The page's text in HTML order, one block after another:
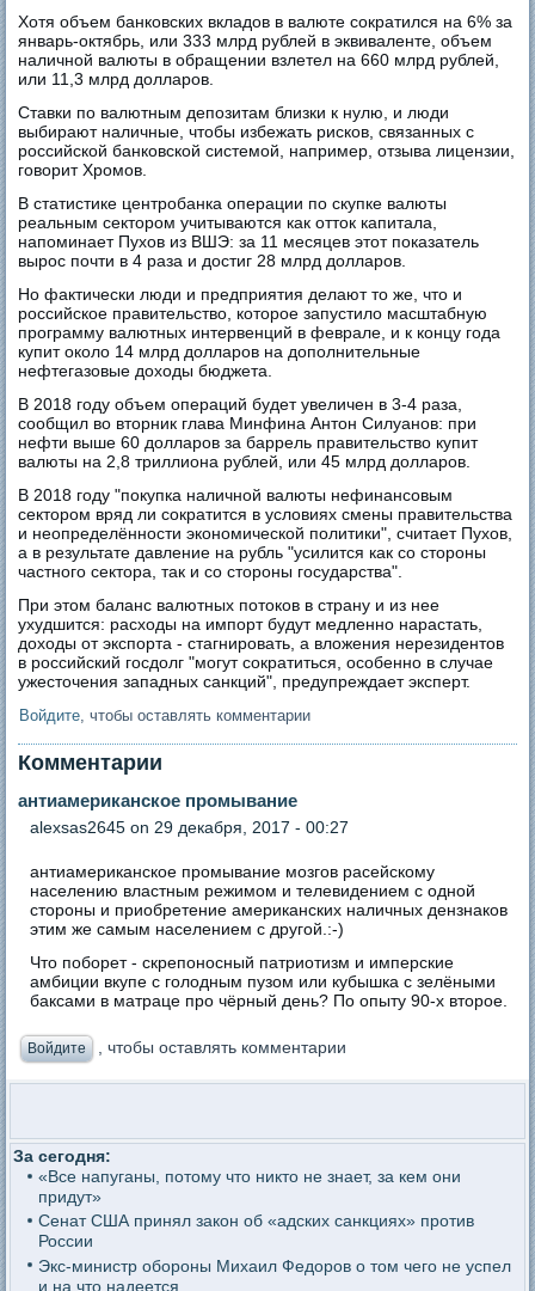
Хотя объем банковских вкладов в валюте сократился на 6% за
январь-октябрь, или 333 млрд рублей в эквиваленте, объем
наличной валюты в обращении взлетел на 660 млрд рублей,
или 11,3 млрд долларов.
Ставки по валютным депозитам близки к нулю, и люди
выбирают наличные, чтобы избежать рисков, связанных с
российской банковской системой, например, отзыва лицензии,
говорит Хромов.
В статистике центробанка операции по скупке валюты
реальным сектором учитываются как отток капитала,
напоминает Пухов из ВШЭ: за 11 месяцев этот показатель
вырос почти в 4 раза и достиг 28 млрд долларов.
Но фактически люди и предприятия делают то же, что и
российское правительство, которое запустило масштабную
программу валютных интервенций в феврале, и к концу года
купит около 14 млрд долларов на дополнительные
нефтегазовые доходы бюджета.
В 2018 году объем операций будет увеличен в 3-4 раза,
сообщил во вторник глава Минфина Антон Силуанов: при
нефти выше 60 долларов за баррель правительство купит
валюты на 2,8 триллиона рублей, или 45 млрд долларов.
В 2018 году "покупка наличной валюты нефинансовым
сектором вряд ли сократится в условиях смены правительства
и неопределённости экономической политики", считает Пухов,
а в результате давление на рубль "усилится как со стороны
частного сектора, так и со стороны государства".
При этом баланс валютных потоков в страну и из нее
ухудшится: расходы на импорт будут медленно нарастать,
доходы от экспорта - стагнировать, а вложения нерезидентов
в российский госдолг "могут сократиться, особенно в случае
ужесточения западных санкций", предупреждает эксперт.
Войдите, чтобы оставлять комментарии
Комментарии
антиамериканское промывание
alexsas2645 on 29 декабря, 2017 - 00:27
антиамериканское промывание мозгов расейскому
населению властным режимом и телевидением с одной
стороны и приобретение американских наличных дензнаков
этим же самым населением с другой.:-)
Что поборет - скрепоносный патриотизм и имперские
амбиции вкупе с голодным пузом или кубышка с зелёными
баксами в матраце про чёрный день? По опыту 90-х второе.
Войдите , чтобы оставлять комментарии
За сегодня:
«Все напуганы, потому что никто не знает, за кем они
придут»
Сенат США принял закон об «адских санкциях» против
России
Экс-министр обороны Михаил Федоров о том чего не успел
и на что надеется